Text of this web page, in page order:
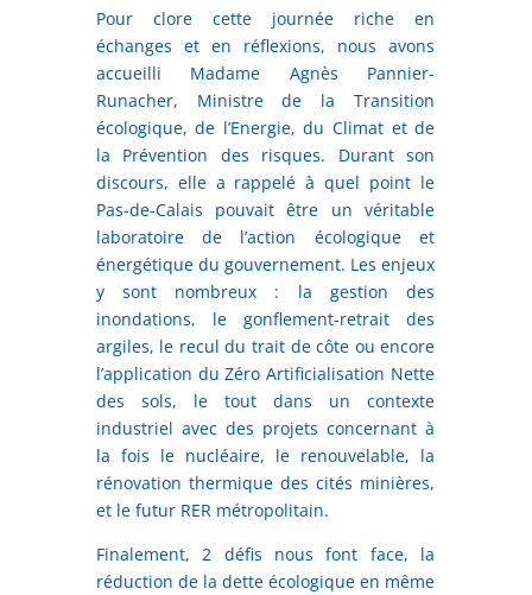
Pour clore cette journée riche en
échanges et en réflexions, nous avons
accueilli Madame Agnès Pannier-
Runacher, Ministre de la Transition
écologique, de l’Energie, du Climat et de
la Prévention des risques. Durant son
discours, elle a rappelé à quel point le
Pas-de-Calais pouvait être un véritable
laboratoire de l’action écologique et
énergétique du gouvernement. Les enjeux
y sont nombreux : la gestion des
inondations, le gonflement-retrait des
argiles, le recul du trait de côte ou encore
l’application du Zéro Artificialisation Nette
des sols, le tout dans un contexte
industriel avec des projets concernant à
la fois le nucléaire, le renouvelable, la
rénovation thermique des cités minières,
et le futur RER métropolitain.
Finalement, 2 défis nous font face, la
réduction de la dette écologique en même